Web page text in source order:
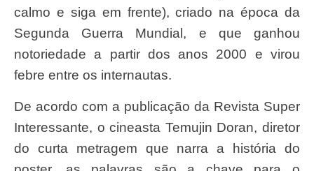
calmo e siga em frente), criado na época da
Segunda Guerra Mundial, e que ganhou
notoriedade a partir dos anos 2000 e virou
febre entre os internautas.
De acordo com a publicação da Revista Super
Interessante, o cineasta Temujin Doran, diretor
do curta metragem que narra a história do